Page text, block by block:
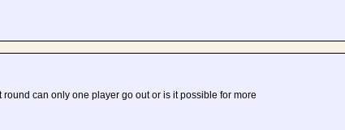
round can only one player go out or is it possible for more